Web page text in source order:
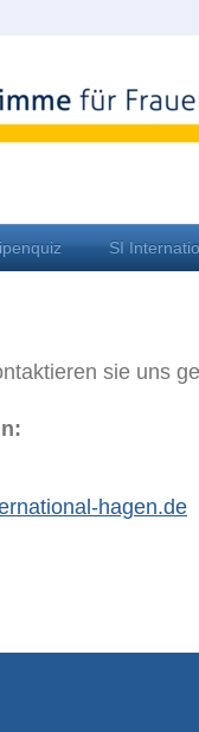
SI
sie uns
hagen.de